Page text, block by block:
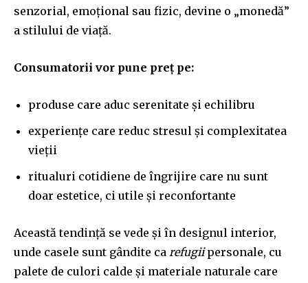
senzorial, emoțional sau fizic, devine o „monedă”
a stilului de viață.
Consumatorii vor pune preț pe:
produse care aduc serenitate și echilibru
experiențe care reduc stresul și complexitatea
vieții
ritualuri cotidiene de îngrijire care nu sunt
doar estetice, ci utile și reconfortante
Această tendință se vede și în designul interior,
unde casele sunt gândite ca refugiipersonale, cu
palete de culori calde și materiale naturale care